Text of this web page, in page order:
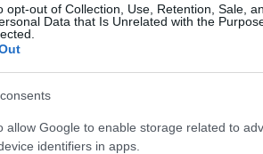
opt-out of Collection, Use, Retention, Sale,
Data that Is Unrelated with the
allow Google to enable storage related to
identifiers in apps.